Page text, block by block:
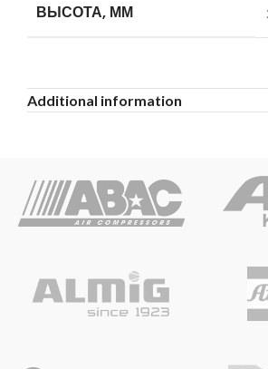
ВЫСОТА, ММ
Additional information